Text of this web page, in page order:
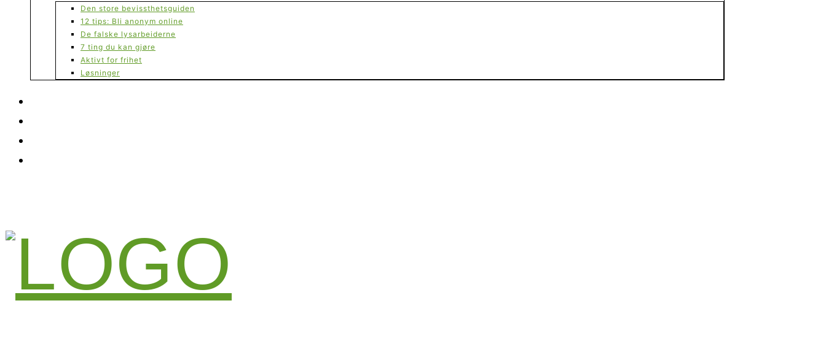
Den store bevissthetsguiden
12 tips: Bli anonym online
De falske lysarbeiderne
7 ting du kan gjøre
Aktivt for frihet
Løsninger